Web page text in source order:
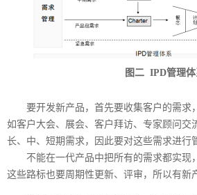
图二IPD管理体
要开发新产品，首先要收集客户的需求
如客户大会、展会、客户拜访、专家顾问交
长、中、短期需求，因此要对这些需求进行
不能在一代产品中把所有的需求都实现
这些路标也要周期性更新、评审，所以有新